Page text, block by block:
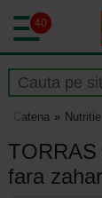
40
Catena
TORRAS
fara